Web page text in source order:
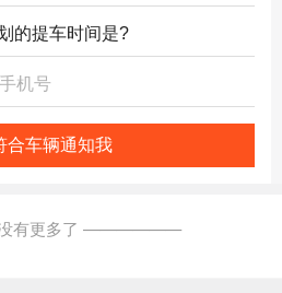
合车辆通知我
更多了 ——————